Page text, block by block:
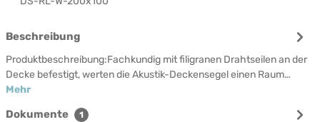
Beschreibung
Produktbeschreibung:Fachkundig mit filigranen Drahtseilen an der
Decke befestigt, werten die Akustik-Deckensegel einen Raum…
Mehr
Dokumente 1